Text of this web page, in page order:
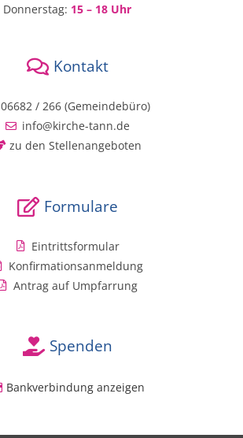
Donnerstag: 15 – 18 Uhr
Kontakt
06682 / 266 (Gemeindebüro)
info@kirche-tann.de
zu den Stellenangeboten
Formulare
Eintrittsformular
Konfirmationsanmeldung
Antrag auf Umpfarrung
Spenden
Bankverbindung anzeigen